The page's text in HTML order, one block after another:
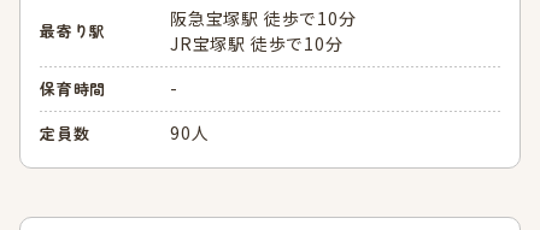
最寄り駅
阪急宝塚駅 徒歩で10分
JR宝塚駅 徒歩で10分
保育時間 -
定員数 90人